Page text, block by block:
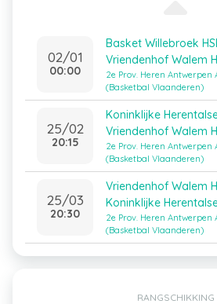
02/01
00:00
Basket Willebroek
Vriendenhof Walem
2e Prov. Heren Antwerpen
(Basketbal Vlaanderen)
25/02
20:15
Koninklijke
Vriendenhof Walem
2e Prov. Heren Antwerpen
(Basketbal Vlaanderen)
25/03
20:30
Vriendenhof Walem
Koninklijke
2e Prov. Heren Antwerpen
(Basketbal Vlaanderen)
RANGSCHIKKING